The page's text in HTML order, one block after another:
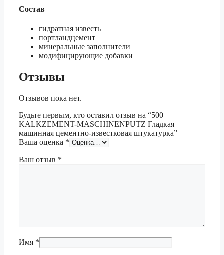
Состав
гидратная известь
портландцемент
минеральные заполнители
модифицирующие добавки
Отзывы
Отзывов пока нет.
Будьте первым, кто оставил отзыв на “500
KALKZEMENT-MASCHINENPUTZ Гладкая
машинная цементно-известковая штукатурка”
Ваша оценка *
Ваш отзыв *
Имя *